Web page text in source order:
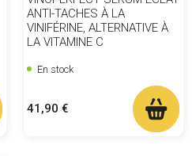
ANTI-TACHES À LA
VINIFÉRINE, ALTERNATIVE À
LA VITAMINE C
En stock
Prix
41,90 €